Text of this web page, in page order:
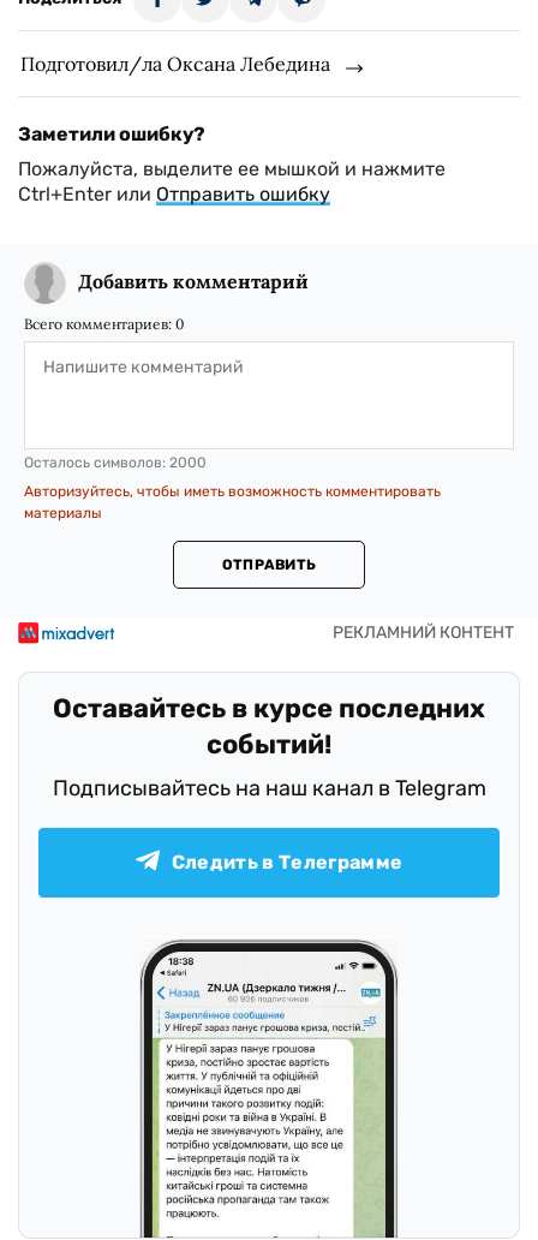
Подготовил/ла Оксана Лебедина
Заметили ошибку?
Пожалуйста, выделите ее мышкой и нажмите
Ctrl+Enter или Отправить ошибку
Добавить комментарий
Всего комментариев: 0
Осталось символов: 2000
Авторизуйтесь, чтобы иметь возможность комментировать
материалы
ОТПРАВИТЬ
Оставайтесь в курсе последних
событий!
Подписывайтесь на наш канал в Telegram
Следить в Телеграмме